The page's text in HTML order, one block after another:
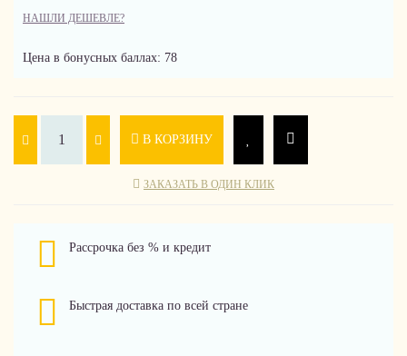
НАШЛИ ДЕШЕВЛЕ?
Цена в бонусных баллах: 78
В КОРЗИНУ
ЗАКАЗАТЬ В ОДИН КЛИК
Рассрочка без % и кредит
Быстрая доставка по всей стране